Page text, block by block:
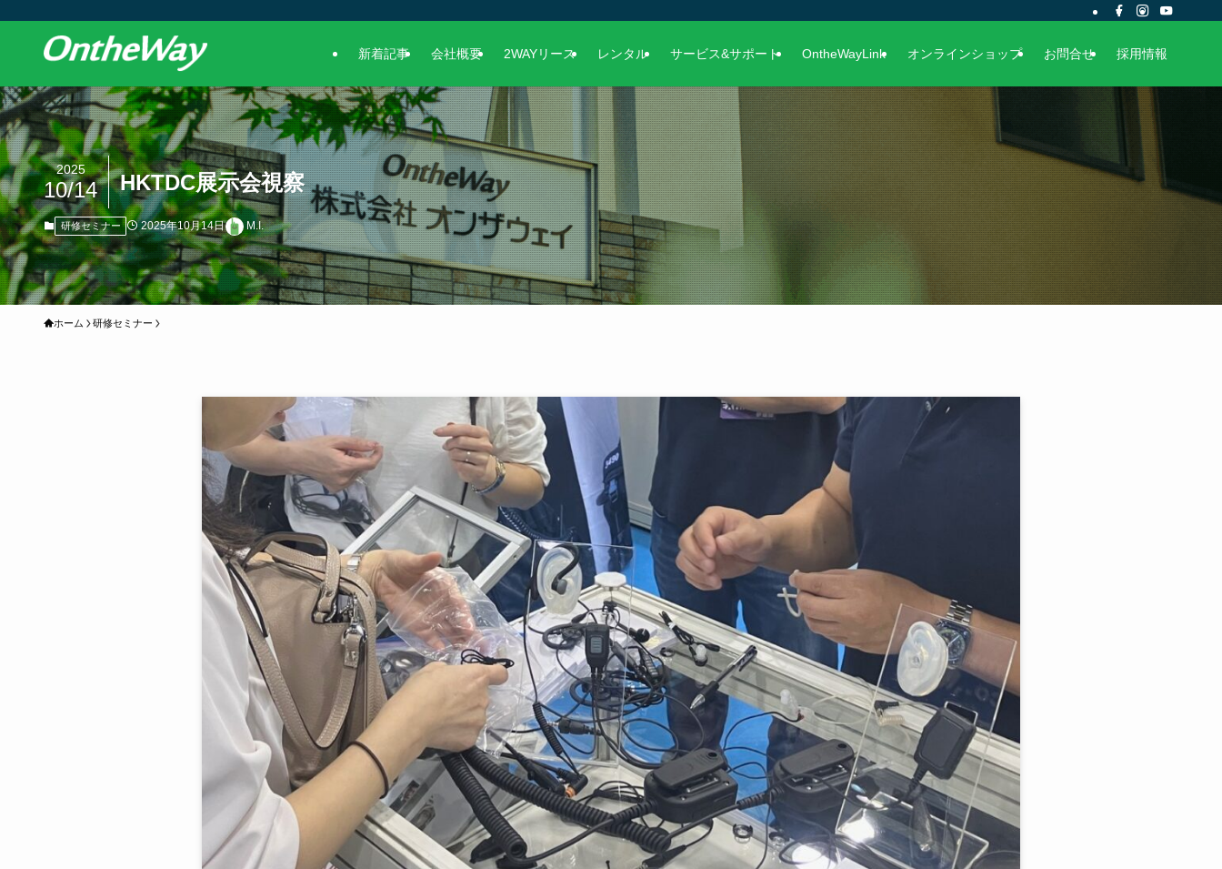
新着記事 会社概要 2WAYリース レンタル サービス&サポート OntheWayLink オンラインショップ お問合せ 採用情報
HKTDC展示会視察
2025
10/14
研修セミナー 2025年10月14日 M.I.
ホーム 研修セミナー